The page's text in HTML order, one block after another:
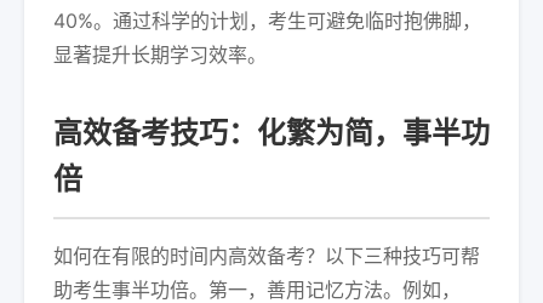
40%。通过科学的计划，考生可避免临时抱佛脚，
显著提升长期学习效率。
高效备考技巧：化繁为简，事半功
倍
如何在有限的时间内高效备考？以下三种技巧可帮
助考生事半功倍。第一，善用记忆方法。例如，